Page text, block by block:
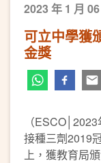
2023 年 1 月
可立中學獲
金獎
（
接種三劑2019
上，獲教育局